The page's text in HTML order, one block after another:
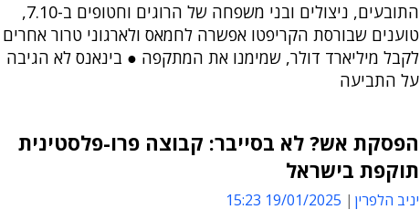
התובעים, ניצולים ובני משפחה של הרוגים וחטופים ב-7.10,
טוענים שבורסת הקריפטו אפשרה לחמאס ולארגוני טרור אחרים
לקבל מיליארד דולר, שמימנו את המתקפה ● בינאנס לא הגיבה
על התביעה
הפסקת אש? לא בסייבר: קבוצה פרו-פלסטינית
תוקפת בישראל
יניב הלפרין 19/01/2025 15:23